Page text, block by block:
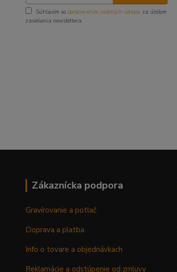
Súhlasím so spracovaním osobných údajov za účelom
zasielania newslettera.
Zákaznícka podpora
Gravírovanie a potlač
Doprava a platba
Info o tovare a objednávkach
Reklamácie a odstúpenie od zmluvy